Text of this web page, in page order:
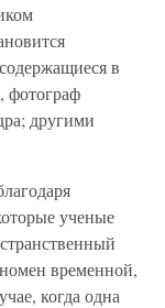
в
фотограф
другими
ученые
временной,
когда одна